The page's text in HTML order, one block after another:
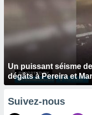
Un puissant séisme
dégâts à Pereira et
Suivez-nous